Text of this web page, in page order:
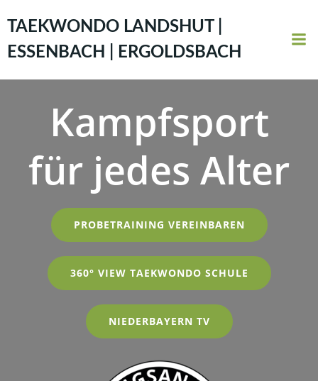
Inhalt
springen
TAEKWONDO LANDSHUT |
ESSENBACH | ERGOLDSBACH
Kampfsport
für jedes Alter
PROBETRAINING VEREINBAREN
360° VIEW TAEKWONDO SCHULE
NIEDERBAYERN TV